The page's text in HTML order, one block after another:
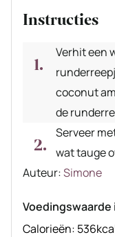
Instructies
Verhit een
coconut
de
Serveer
wat tauge
Auteur
Auteur:Simone
Calorieën: 536